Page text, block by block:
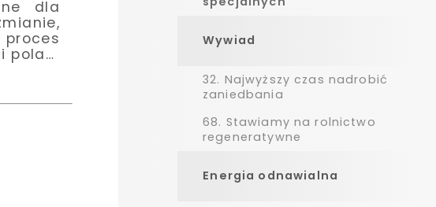
dla
pola…
Wywiad
32. Najwyższy czas nadrobić
zaniedbania
68. Stawiamy na rolnictwo
regeneratywne
Energia odnawialna